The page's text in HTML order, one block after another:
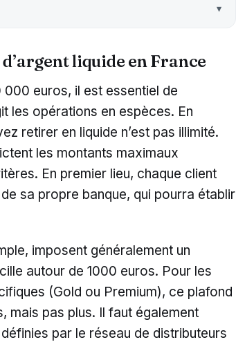
liquide en France
000 euros, il est essentiel de
les opérations en espèces. En
retirer en liquide n’est pas illimité.
les montants maximaux
En premier lieu, chaque client
sa propre banque, qui pourra établir
imposent généralement un
autour de 1000 euros. Pour les
(Gold ou Premium), ce plafond
mais pas plus. Il faut également
par le réseau de distributeurs